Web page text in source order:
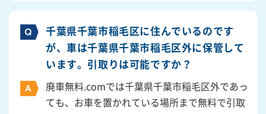
千葉県千葉市稲毛区に住んでいるのです
が、車は千葉県千葉市稲毛区外に保管して
います。引取りは可能ですか？
廃車無料.comでは千葉県千葉市稲毛区外であっ
ても、お車を置かれている場所まで無料で引取